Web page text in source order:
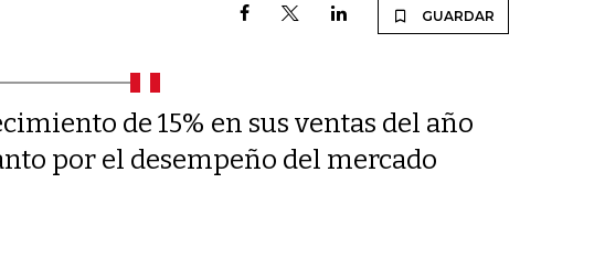
GUARDAR
de 15% en sus ventas del año
por el desempeño del mercado